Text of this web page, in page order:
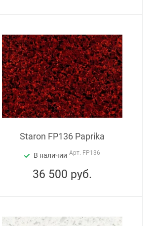
Staron FP136 Paprika
В наличии Арт. FP136
36 500 руб.